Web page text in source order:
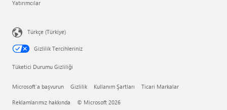
Yatırımcılar
Türkçe (Türkiye)
Gizlilik Tercihleriniz
Tüketici Durumu Gizliliği
Microsoft'a başvurun Gizlilik Kullanım Şartları Ticari Markalar
Reklamlarımız hakkında © Microsoft 2026